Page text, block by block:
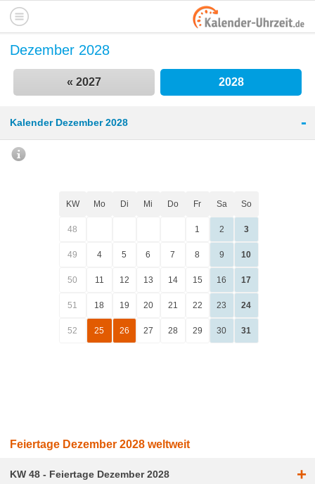
Dezember 2028
« 2027 2028
Kalender Dezember 2028 -
KW Mo Di Mi Do Fr Sa So
48 1 2 3
49 4 5 6 7 8 9 10
50 11 12 13 14 15 16 17
51 18 19 20 21 22 23 24
52 25 26 27 28 29 30 31
Feiertage Dezember 2028 weltweit
KW 48 - Feiertage Dezember 2028 +